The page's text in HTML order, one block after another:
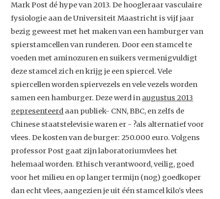
Mark Post dé hype van 2013. De hoogleraar vasculaire
fysiologie aan de Universiteit Maastricht is vijf jaar
bezig geweest met het maken van een hamburger van
spierstamcellen van runderen. Door een stamcel te
voeden met aminozuren en suikers vermenigvuldigt
deze stamcel zich en krijg je een spiercel. Vele
spiercellen worden spiervezels en vele vezels worden
samen een hamburger. Deze werd in augustus 2013
gepresenteerd aan publiek- CNN, BBC, en zelfs de
Chinese staatstelevisie waren er - ?als alternatief voor
vlees. De kosten van de burger: 250.000 euro. Volgens
professor Post gaat zijn laboratoriumvlees het
helemaal worden. Ethisch verantwoord, veilig, goed
voor het milieu en op langer termijn (nog) goedkoper
dan echt vlees, aangezien je uit één stamcel kilo's vlees